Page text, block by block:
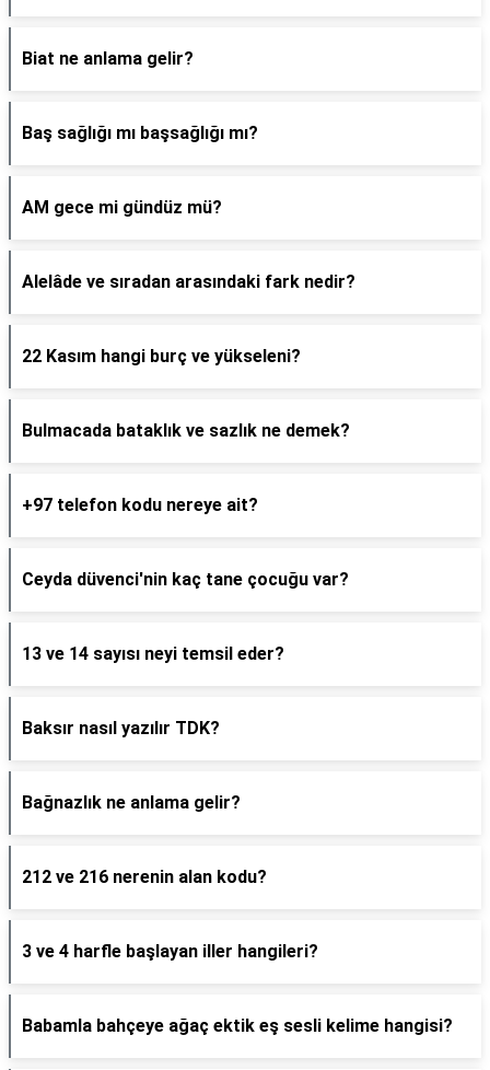
Biat ne anlama gelir?
Baş sağlığı mı başsağlığı mı?
AM gece mi gündüz mü?
Alelâde ve sıradan arasındaki fark nedir?
22 Kasım hangi burç ve yükseleni?
Bulmacada bataklık ve sazlık ne demek?
+97 telefon kodu nereye ait?
Ceyda düvenci'nin kaç tane çocuğu var?
13 ve 14 sayısı neyi temsil eder?
Baksır nasıl yazılır TDK?
Bağnazlık ne anlama gelir?
212 ve 216 nerenin alan kodu?
3 ve 4 harfle başlayan iller hangileri?
Babamla bahçeye ağaç ektik eş sesli kelime hangisi?